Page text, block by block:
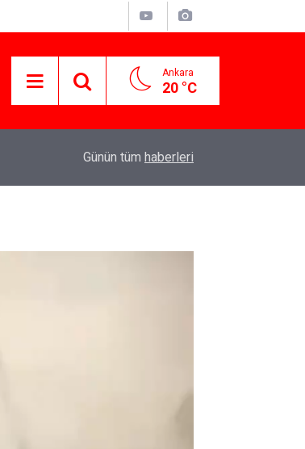
Ankara
20 °C
varamayacağımız, gözüne bakamayacağımız
Günün tüm haberleri